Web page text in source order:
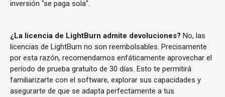
inversión "se paga sola".
¿La licencia de LightBurn admite devoluciones? No, las
licencias de LightBurn no son reembolsables. Precisamente
por esta razón, recomendamos enfáticamente aprovechar el
período de prueba gratuito de 30 días. Esto te permitirá
familiarizarte con el software, explorar sus capacidades y
asegurarte de que se adapta perfectamente a tus